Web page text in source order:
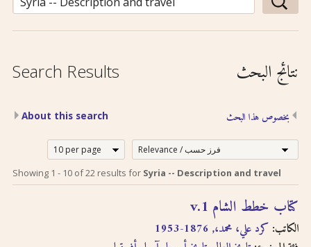
Browse by Category
Search
Search Results نتائج البحث
About this search بخصوص هذا البحث
Search tips in
Arabic
إرشادات للبحث لدى
استخدام الترجمة
الصوتية بالحروف
اللاتينية
Showing 1 - 10of22 results for Syria -- Description and travel
كتاب خطط الشام v.1
الكاتب: كرد علي، محمد،, 1876-1953